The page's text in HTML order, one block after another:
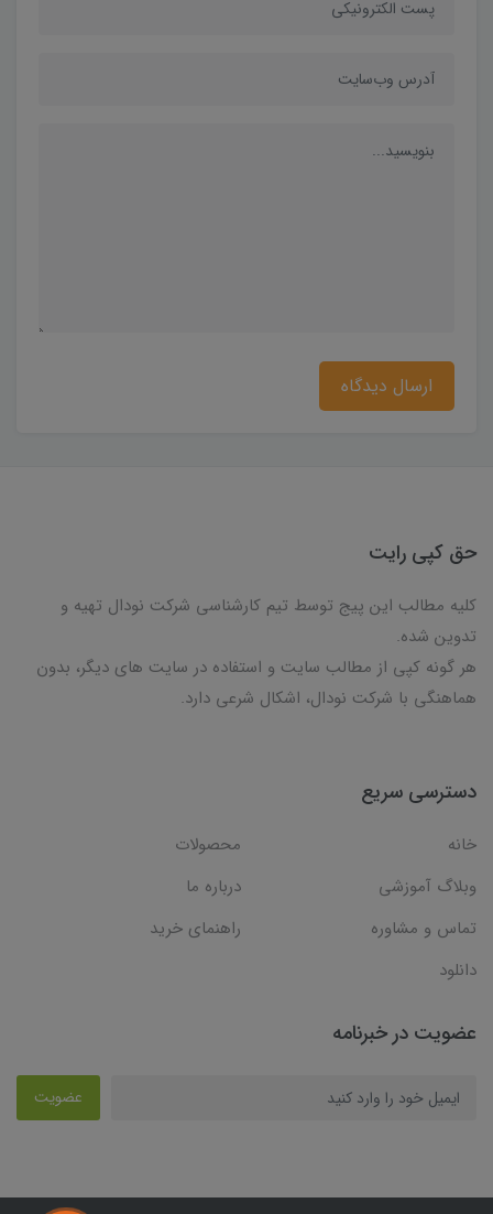
ارسال دیدگاه
حق کپی رایت
کلیه مطالب این پیج توسط تیم کارشناسی شرکت نودال تهیه و
تدوین شده.
هر گونه کپی از مطالب سایت و استفاده در سایت های دیگر، بدون
هماهنگی با شرکت نودال، اشکال شرعی دارد.
دسترسی سریع
خانه
محصولات
وبلاگ آموزشی
درباره ما
تماس و مشاوره
راهنمای خرید
دانلود
عضویت در خبرنامه
عضویت